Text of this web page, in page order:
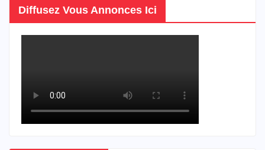
Diffusez Vous Annonces Ici